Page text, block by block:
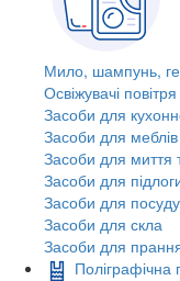
Мило, шампунь,
Освіжувачі повітря
Засоби для
Засоби для меблів
Засоби для миття
Засоби для
Засоби для
Засоби для скла
Засоби для
Поліграфічна